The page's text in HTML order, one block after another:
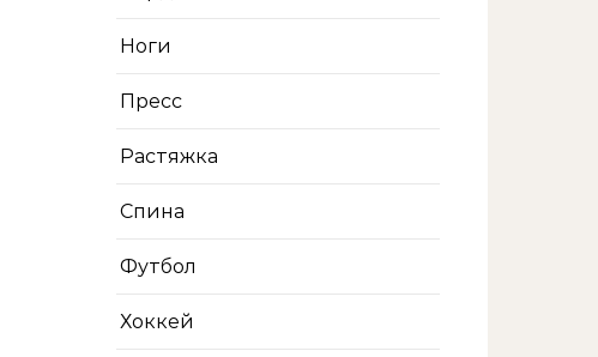
Ноги
Пресс
Растяжка
Спина
Футбол
Хоккей